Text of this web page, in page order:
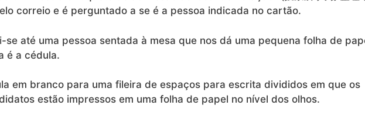
correio e é perguntado a se é a pessoa indicada no cartão.
se até uma pessoa sentada à mesa que nos dá uma pequena folha de
é a cédula.
em branco para uma fileira de espaços para escrita divididos em que os
estão impressos em uma folha de papel no nível dos olhos.